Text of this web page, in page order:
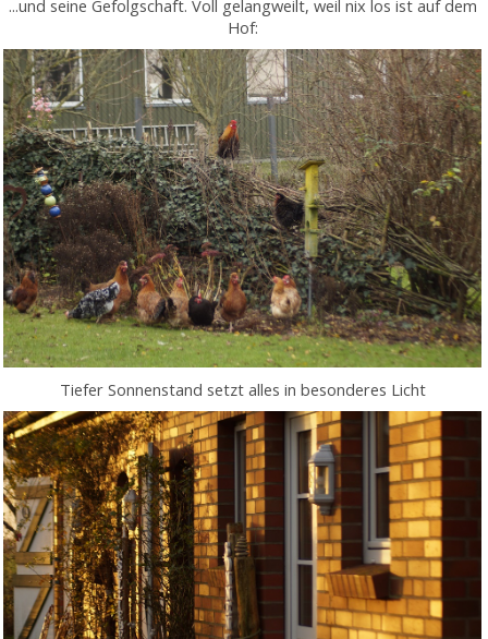
...und seine Gefolgschaft. Voll gelangweilt, weil nix los ist auf dem
Hof:
Tiefer Sonnenstand setzt alles in besonderes Licht